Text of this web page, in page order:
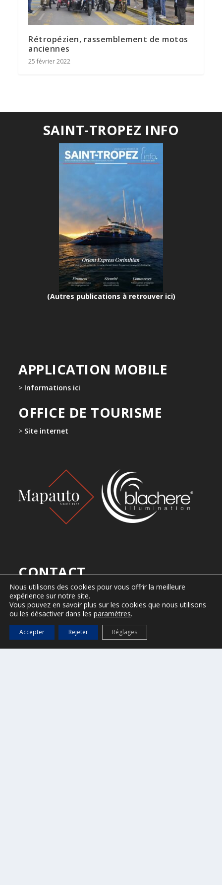
Rétropézien, rassemblement de motos
anciennes
25 février 2022
SAINT-TROPEZ INFO
(Autres publications à retrouver ici)
APPLICATION MOBILE
> Informations ici
OFFICE DE TOURISME
> Site internet
CONTACT
Ville de Saint-Tropez
2, Place de l’Hôtel de Ville
B.P. 161 – 83 992 Saint-Tropez cedex
Tel : 04 94 55 90 00
Nous utilisons des cookies pour vous offrir la meilleure
expérience sur notre site.
Vous pouvez en savoir plus sur les cookies que nous utilisons
ou les désactiver dans les paramètres.
Accepter Rejeter Réglages